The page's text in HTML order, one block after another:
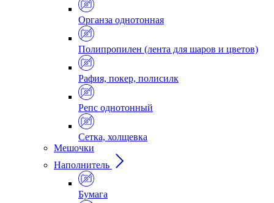
Органза однотонная
Полипропилен (лента для шаров и цветов)
Рафия, покер, полисилк
Репс однотонный
Сетка, холщевка
Мешочки
Наполнитель
Бумага